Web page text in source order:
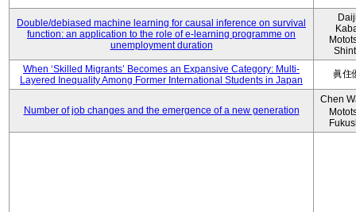
Double/debiased machine learning for causal inference on survival
function: an application to the role of e-learning programme on
unemployment duration
When ‘Skilled Migrants’ Becomes an Expansive Category: Multi-
Layered Inequality Among Former International Students in Japan
眞住
Number of job changes and the emergence of a new generation
Chen